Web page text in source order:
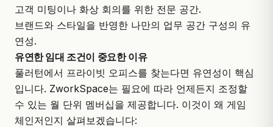
고객 미팅이나 화상 회의를 위한 전문 공간.
브랜드와 스타일을 반영한 나만의 업무 공간 구성의 유
연성.
유연한 임대 조건이 중요한 이유
풀러턴에서 프라이빗 오피스를 찾는다면 유연성이 핵심
입니다. ZworkSpace는 필요에 따라 언제든지 조정할
수 있는 월 단위 멤버십을 제공합니다. 이것이 왜 게임
체인저인지 살펴보겠습니다: